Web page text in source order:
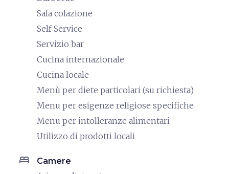
Sala colazione
Self Service
Servizio bar
Cucina internazionale
Cucina locale
Menù per diete particolari (su richiesta)
Menu per esigenze religiose specifiche
Menu per intolleranze alimentari
Utilizzo di prodotti locali
bed Camere